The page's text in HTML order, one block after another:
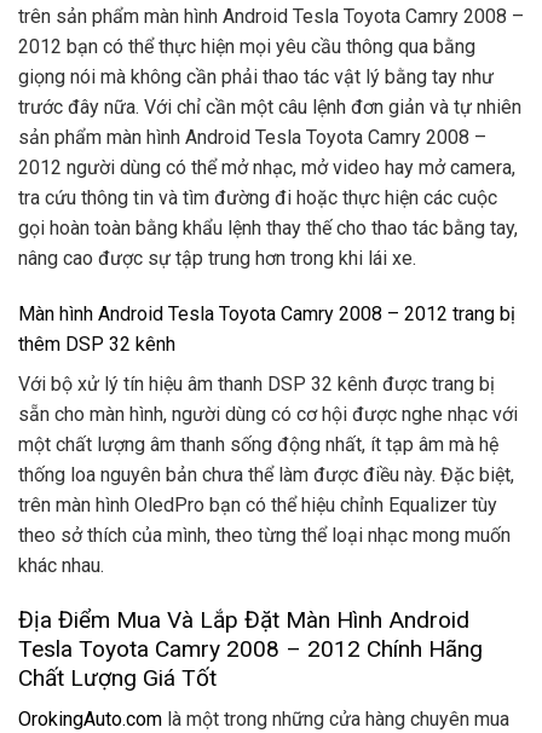
trên sản phẩm màn hình Android Tesla Toyota Camry 2008 –
2012 bạn có thể thực hiện mọi yêu cầu thông qua bằng
giọng nói mà không cần phải thao tác vật lý bằng tay như
trước đây nữa. Với chỉ cần một câu lệnh đơn giản và tự nhiên
sản phẩm màn hình Android Tesla Toyota Camry 2008 –
2012 người dùng có thể mở nhạc, mở video hay mở camera,
tra cứu thông tin và tìm đường đi hoặc thực hiện các cuộc
gọi hoàn toàn bằng khẩu lệnh thay thế cho thao tác bằng tay,
nâng cao được sự tập trung hơn trong khi lái xe.
Màn hình Android Tesla Toyota Camry 2008 – 2012 trang bị
thêm DSP 32 kênh
Với bộ xử lý tín hiệu âm thanh DSP 32 kênh được trang bị
sẵn cho màn hình, người dùng có cơ hội được nghe nhạc với
một chất lượng âm thanh sống động nhất, ít tạp âm mà hệ
thống loa nguyên bản chưa thể làm được điều này. Đặc biệt,
trên màn hình OledPro bạn có thể hiệu chỉnh Equalizer tùy
theo sở thích của mình, theo từng thể loại nhạc mong muốn
khác nhau.
Địa Điểm Mua Và Lắp Đặt Màn Hình Android
Tesla Toyota Camry 2008 – 2012 Chính Hãng
Chất Lượng Giá Tốt
OrokingAuto.com là một trong những cửa hàng chuyên mua